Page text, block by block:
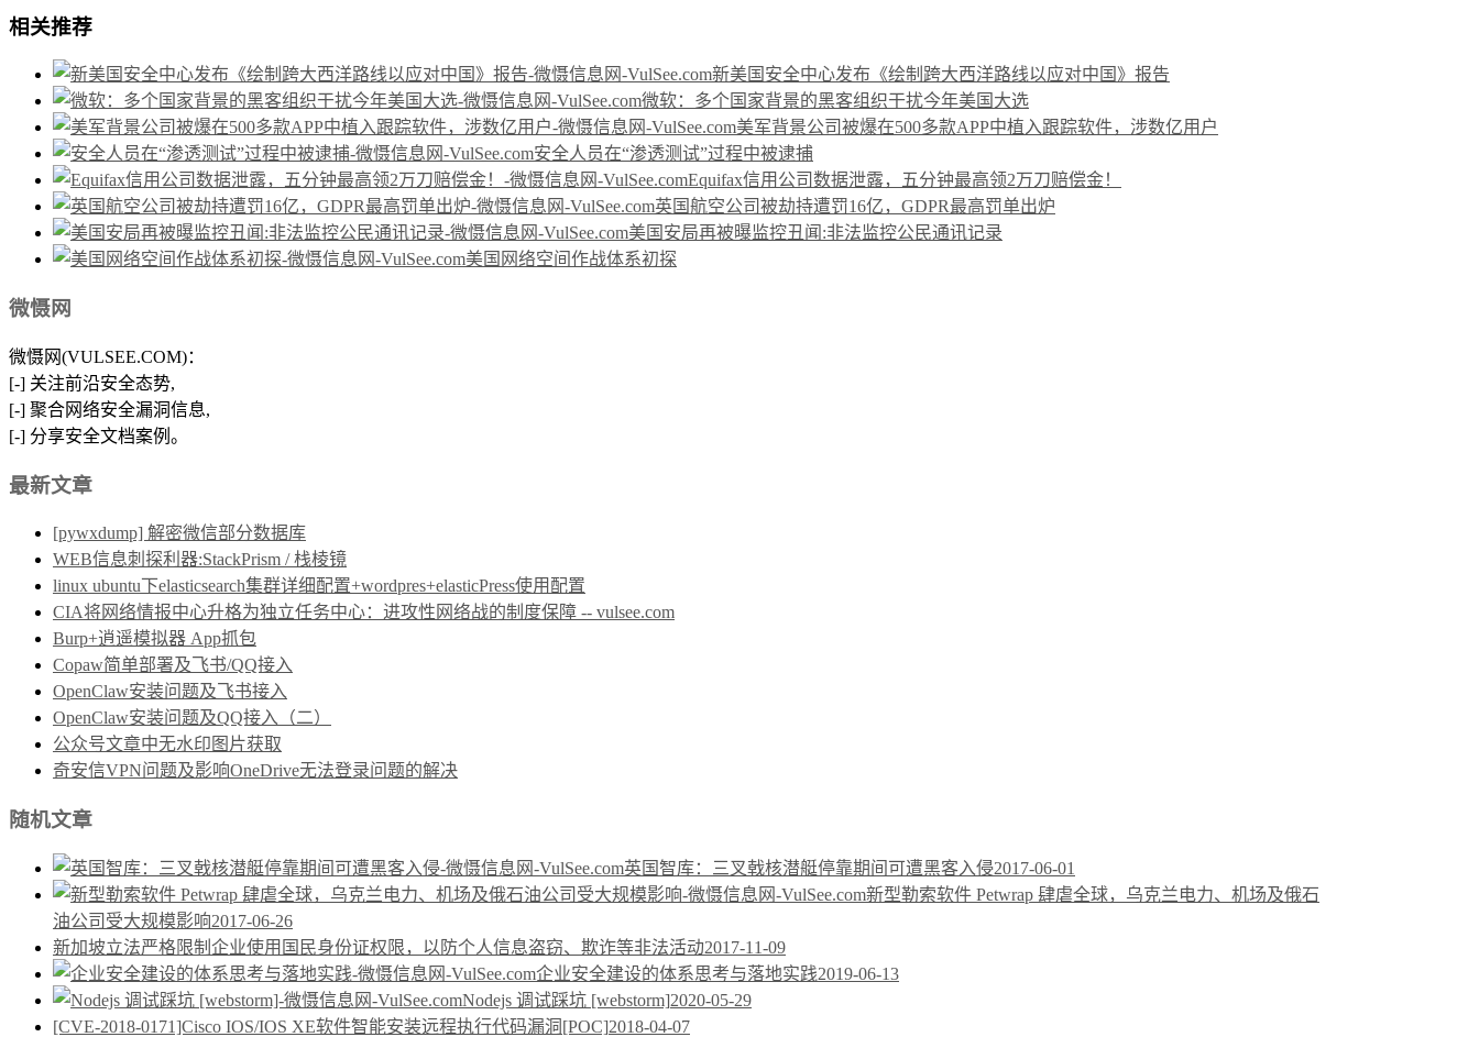
相关推荐
新美国安全中心发布《绘制跨大西洋路线以应对中国》报告
微软：多个国家背景的黑客组织干扰今年美国大选
美军背景公司被爆在500多款APP中植入跟踪软件，涉数亿用户
安全人员在“渗透测试”过程中被逮捕
Equifax信用公司数据泄露，五分钟最高领2万刀赔偿金！
英国航空公司被劫持遭罚16亿，GDPR最高罚单出炉
美国安局再被曝监控丑闻:非法监控公民通讯记录
美国网络空间作战体系初探
微慑网
微慑网(VULSEE.COM)：
[-] 关注前沿安全态势,
[-] 聚合网络安全漏洞信息,
[-] 分享安全文档案例。
最新文章
[pywxdump] 解密微信部分数据库
WEB信息刺探利器:StackPrism / 栈棱镜
linux ubuntu下elasticsearch集群详细配置+wordpres+elasticPress使用配置
CIA将网络情报中心升格为独立任务中心：进攻性网络战的制度保障 -- vulsee.com
Burp+逍遥模拟器 App抓包
Copaw简单部署及飞书/QQ接入
OpenClaw安装问题及飞书接入
OpenClaw安装问题及QQ接入（二）
公众号文章中无水印图片获取
奇安信VPN问题及影响OneDrive无法登录问题的解决
随机文章
英国智库：三叉戟核潜艇停靠期间可遭黑客入侵2017-06-01
新型勒索软件 Petwrap 肆虐全球，乌克兰电力、机场及俄石
油公司受大规模影响2017-06-26
新加坡立法严格限制企业使用国民身份证权限，以防个人信息盗窃、欺诈等非法活动2017-11-09
企业安全建设的体系思考与落地实践2019-06-13
Nodejs 调试踩坑 [webstorm]2020-05-29
[CVE-2018-0171]Cisco IOS/IOS XE软件智能安装远程执行代码漏洞[POC]2018-04-07